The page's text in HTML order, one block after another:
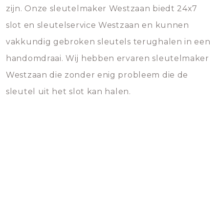
zijn. Onze sleutelmaker Westzaan biedt 24x7
slot en sleutelservice Westzaan en kunnen
vakkundig gebroken sleutels terughalen in een
handomdraai. Wij hebben ervaren sleutelmaker
Westzaan die zonder enig probleem die de
sleutel uit het slot kan halen.